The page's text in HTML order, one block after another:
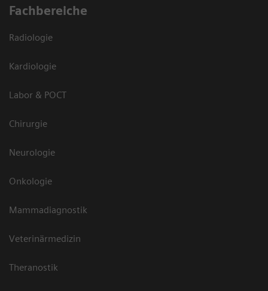
Fachbereiche
Radiologie
Kardiologie
Labor & POCT
Chirurgie
Neurologie
Onkologie
Mammadiagnostik
Veterinärmedizin
Theranostik